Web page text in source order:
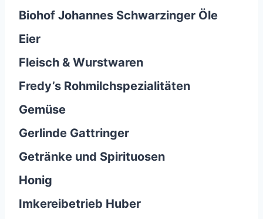
Biohof Johannes Schwarzinger Öle
Eier
Fleisch & Wurstwaren
Fredy’s Rohmilchspezialitäten
Gemüse
Gerlinde Gattringer
Getränke und Spirituosen
Honig
Imkereibetrieb Huber